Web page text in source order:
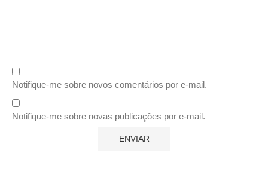
Notifique-me sobre novos comentários por e-mail.
Notifique-me sobre novas publicações por e-mail.